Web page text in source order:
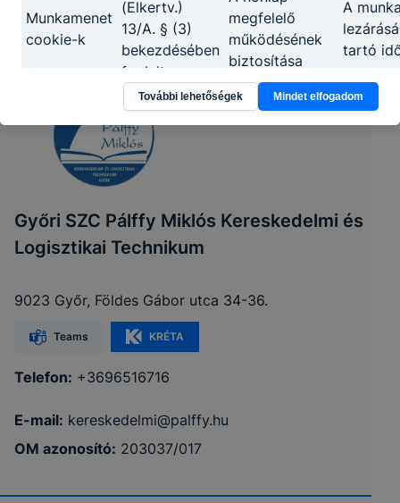
Győri SZC Pálffy Miklós Kereskedelmi és
Logisztikai Technikum
9023 Győr, Földes Gábor utca 34-36.
Teams KRÉTA
Telefon: +3696516716
E-mail: kereskedelmi@palffy.hu
OM azonosító: 203037/017
Munkamenet
cookie-k
(Elkertv.)
13/A. § (3)
bekezdésében
foglalt
rendelkezés
megfelelő
működésének
biztosítása
A
tartó
Használatot
cookie-k
hozzájárulása
használatának
tartó
Google
Analytics
Az Ön
hozzájárulása
személye, érintett jogai
További lehetőségek Mindet elfogadom